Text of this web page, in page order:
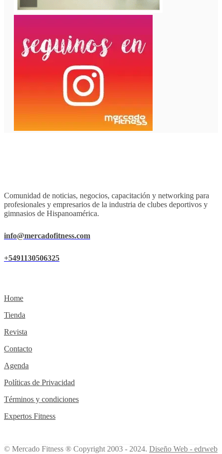
Comunidad de noticias, negocios, capacitación y networking para
profesionales y empresarios de la industria de clubes deportivos y
gimnasios de Hispanoamérica.
info@mercadofitness.com
+5491130506325
Home
Tienda
Revista
Contacto
Agenda
Políticas de Privacidad
Términos y condiciones
Expertos Fitness
© Mercado Fitness ® Copyright 2003 - 2024. Diseño Web - edrweb